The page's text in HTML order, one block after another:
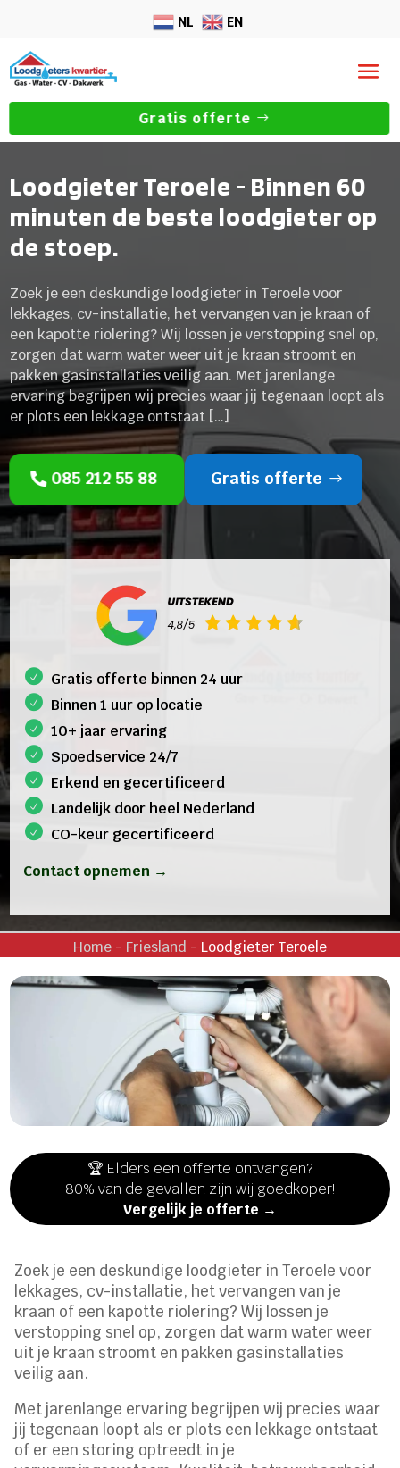
NL EN
Gratis offerte
Loodgieter Teroele - Binnen 60
minuten de beste loodgieter op
de stoep.
Zoek je een deskundige loodgieter in Teroele voor
lekkages, cv-installatie, het vervangen van je kraan of
een kapotte riolering? Wij lossen je verstopping snel op,
zorgen dat warm water weer uit je kraan stroomt en
pakken gasinstallaties veilig aan. Met jarenlange
ervaring begrijpen wij precies waar jij tegenaan loopt als
er plots een lekkage ontstaat […]
085 212 55 88 Gratis offerte
Gratis offerte binnen 24 uur
Binnen 1 uur op locatie
10+ jaar ervaring
Spoedservice 24/7
Erkend en gecertificeerd
Landelijk door heel Nederland
CO-keur gecertificeerd
Contact opnemen →
Home- Friesland - Loodgieter Teroele
🏆 Elders een offerte ontvangen?
80% van de gevallen zijn wij goedkoper!
Vergelijk je offerte →
Zoek je een deskundige loodgieter in Teroele voor
lekkages, cv-installatie, het vervangen van je
kraan of een kapotte riolering? Wij lossen je
verstopping snel op, zorgen dat warm water weer
uit je kraan stroomt en pakken gasinstallaties
veilig aan.
Met jarenlange ervaring begrijpen wij precies waar
jij tegenaan loopt als er plots een lekkage ontstaat
of er een storing optreedt in je